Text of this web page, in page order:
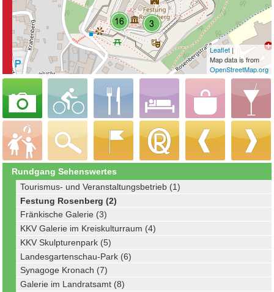
Leaflet|
Map data is from
OpenStreetMap.org
Rundgang Sehenswertes
Tourismus- und Veranstaltungsbetrieb (1)
Festung Rosenberg (2)
Fränkische Galerie (3)
KKV Galerie im Kreiskulturraum (4)
KKV Skulpturenpark (5)
Landesgartenschau-Park (6)
Synagoge Kronach (7)
Galerie im Landratsamt (8)